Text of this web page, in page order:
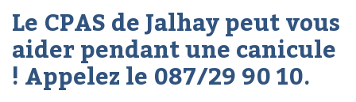
Le CPAS de Jalhay peut vous
aider pendant une canicule
! Appelez le 087/29 90 10.